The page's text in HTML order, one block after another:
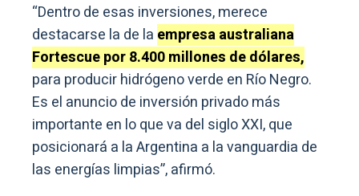
“Dentro de esas inversiones, merece
destacarse la de la empresa australiana
Fortescue por 8.400 millones de dólares,
para producir hidrógeno verde en Río Negro.
Es el anuncio de inversión privado más
importante en lo que va del siglo XXI, que
posicionará a la Argentina a la vanguardia de
las energías limpias”, afirmó.